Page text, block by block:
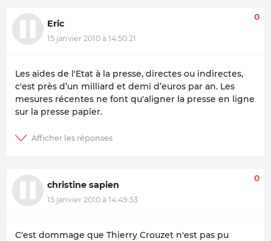
Eric
15 janvier 2010 à 14:50:21
0
Les aides de l'Etat à la presse, directes ou indirectes,
c'est près d’un milliard et demi d’euros par an. Les
mesures récentes ne font qu'aligner la presse en ligne
sur la presse papier.
christine sapien
15 janvier 2010 à 14:49:53
0
C'est dommage que Thierry Crouzet n'est pas pu